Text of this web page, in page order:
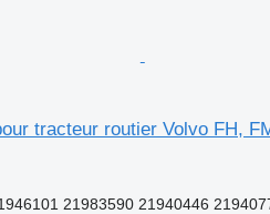
tracteur routier Volvo FH,
21983590 21940446